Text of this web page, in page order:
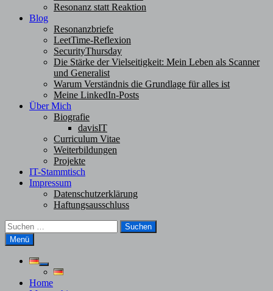
Resonanz statt Reaktion
Blog
Resonanzbriefe
LeetTime-Reflexion
SecurityThursday
Die Stärke der Vielseitigkeit: Mein Leben als Scanner
und Generalist
Warum Verständnis die Grundlage für alles ist
Meine LinkedIn-Posts
Über Mich
Biografie
davisIT
Curriculum Vitae
Weiterbildungen
Projekte
IT-Stammtisch
Impressum
Datenschutzerklärung
Haftungsausschluss
Suchen
nach:
Menü
Untermenü
anzeigen
Home